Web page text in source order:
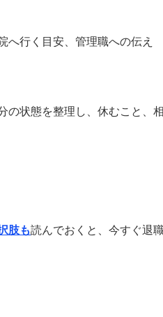
へ行く目安、管理職への伝え
の状態を整理し、休むこと、相
肢も読んでおくと、今すぐ退